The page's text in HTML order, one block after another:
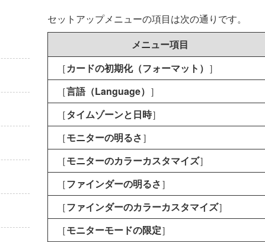
セットアップメニューの項目は次の通りです。
メニュー項目
［カードの初期化（フォーマット） ］
［言語（Language） ］
［タイムゾーンと日時］
［モニターの明るさ］
［モニターのカラーカスタマイズ］
［ファインダーの明るさ］
［ファインダーのカラーカスタマイズ］
［モニターモードの限定］